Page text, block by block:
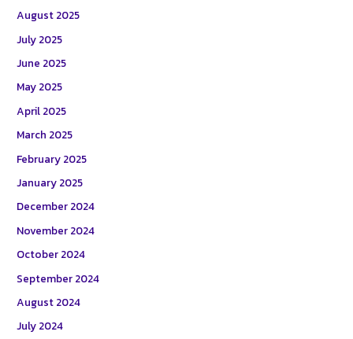
August 2025
July 2025
June 2025
May 2025
April 2025
March 2025
February 2025
January 2025
December 2024
November 2024
October 2024
September 2024
August 2024
July 2024